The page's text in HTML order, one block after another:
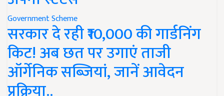
Government Scheme
सरकार दे रही ₹10,000 की गार्डनिंग
किट! अब छत पर उगाएं ताजी
ऑर्गेनिक सब्जियां, जानें आवेदन